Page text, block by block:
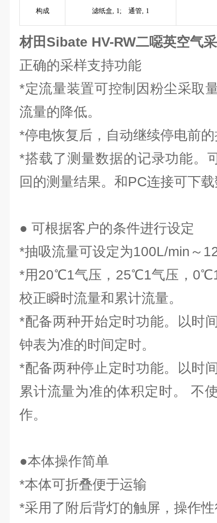
构成 滤纸盒, 1; 通管, 1
材田Sibate HV-RW二噁英空气
正确的采样支持功能
*定流量装置可控制因粉尘采取
流量的降低。
*停电恢复后，自动继续停电前
*搭载了测量数据的记录功能。
回的测量结果。和PC连接可下
● 可根据客户的条件进行设定
*抽吸流量可设定为100L/min～
*用20℃1气压，25℃1气压，
校正瞬时流量和累计流量。
*配备两种开始定时功能。以时
钟表为准的时间定时。
*配备两种停止定时功能。以时
累计流量为准的体积定时。 不
作。
●本体操作简单
*本体可折叠便于运输
*采用了附后背灯的触屏，操作